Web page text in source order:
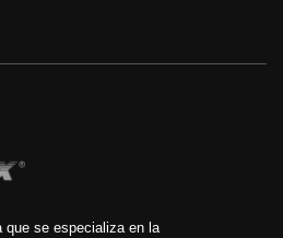
que se especializa en la